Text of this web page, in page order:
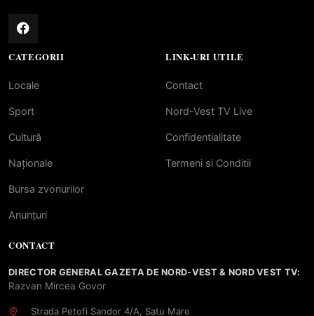
CATEGORII
Locale
Sport
Cultură
Naționale
Bursa zvonurilor
Anunțuri
LINK-URI UTILE
Contact
Nord-Vest TV Live
Confidentialitate
Termeni si Conditii
CONTACT
DIRECTOR GENERAL GAZETA DE NORD-VEST & NORD VEST TV:
Razvan Mircea Govor
Strada Petofi Sandor 4/A, Satu Mare